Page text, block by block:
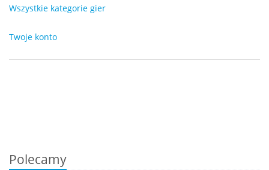
Wszystkie kategorie gier
Twoje konto
Polecamy